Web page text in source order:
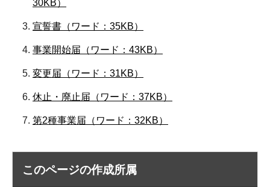
30KB）
宣誓書（ワード：35KB）
事業開始届（ワード：43KB）
変更届（ワード：31KB）
休止・廃止届（ワード：37KB）
第2種事業届（ワード：32KB）
このページの作成所属